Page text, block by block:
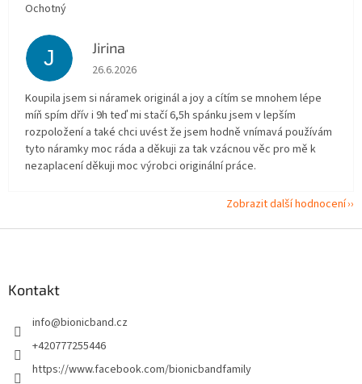
Ochotný
J Jirina
Hodnocení obchodu je 5 z 5 hvězdiček.
26.6.2026
Koupila jsem si náramek originál a joy a cítím se mnohem lépe
míň spím dřív i 9h teď mi stačí 6,5h spánku jsem v lepším
rozpoložení a také chci uvést že jsem hodně vnímavá používám
tyto náramky moc ráda a děkuji za tak vzácnou věc pro mě k
nezaplacení děkuji moc výrobci originální práce.
Zobrazit další hodnocení
Kontakt
info@bionicband.cz
+420777255446
https://www.facebook.com/bionicbandfamily